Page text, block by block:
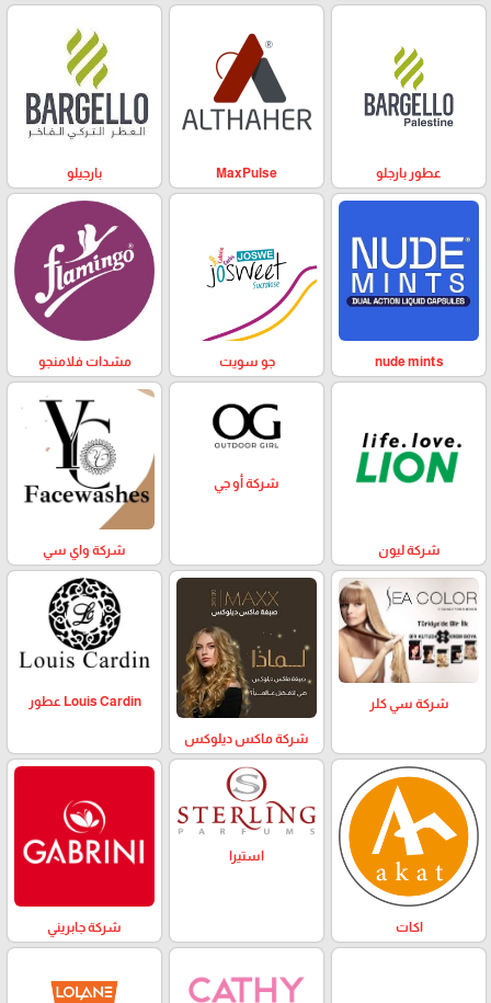
عطور بارجلو MaxPulse بارجيلو
nude mints جو سويت مشدات فلامنجو
شركة ليون
شركة أو جي
شركة واي سي
شركة سي كلر
شركة ماكس ديلوكس
Louis Cardin عطور
اكات
استيرا
شركة جابريني